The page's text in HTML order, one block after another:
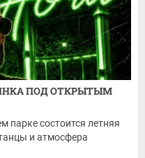
ПОД ОТКРЫТЫМ
парке состоится летняя
и атмосфера